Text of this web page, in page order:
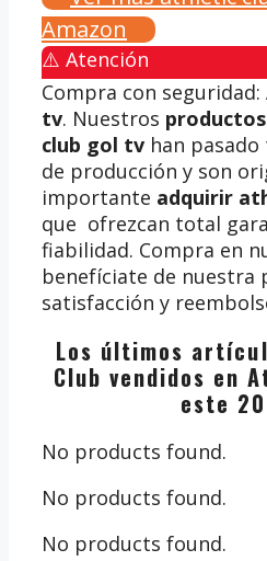
Amazon
⚠️ Atención
Compra con seguridad:
tv. Nuestros
club gol tv han
de producción y son
importante adquirir
que ofrezcan total
fiabilidad. Compra en
benefíciate de nuestra
satisfacción y
Los últimos
Club vendidos en
este
No products found.
No products found.
No products found.